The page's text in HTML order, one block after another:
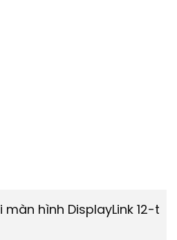
màn hình DisplayLink 12-